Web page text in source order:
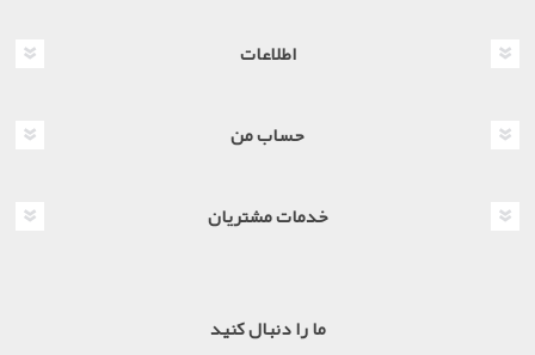
اطلاعات
حساب من
خدمات مشتریان
ما را دنبال کنید